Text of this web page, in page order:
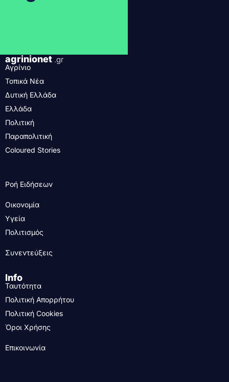
agrinionet .gr
Αγρίνιο
Τοπικά Νέα
Δυτική Ελλάδα
Ελλάδα
Πολιτική
Παραπολιτική
Coloured Stories
Ροή Ειδήσεων
Οικονομία
Υγεία
Πολιτισμός
Συνεντεύξεις
Info
Ταυτότητα
Πολιτική Απορρήτου
Πολιτική Cookies
Όροι Χρήσης
Επικοινωνία